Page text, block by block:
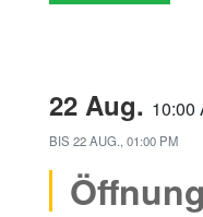
22 Aug. 10:00
BIS 22 AUG., 01:00 PM